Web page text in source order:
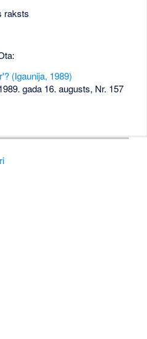
raksts
(Igaunija, 1989)
gada 16. augusts, Nr. 157